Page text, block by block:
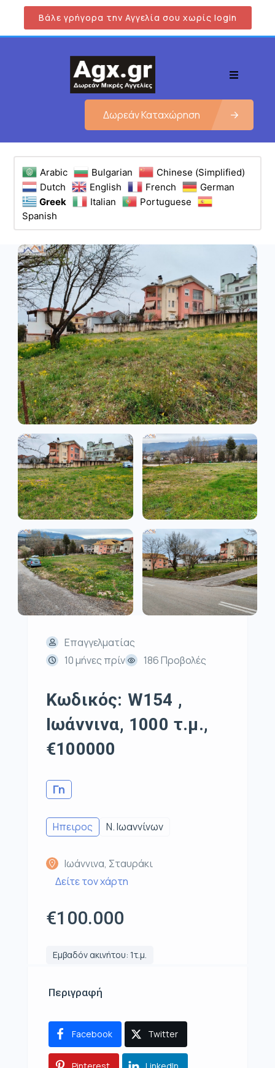
Βάλε γρήγορα την Αγγελία σου χωρίς login
Δωρεάν Καταχώρηση
Arabic Bulgarian
Chinese (Simplified)
Dutch
English French
German
Greek
Italian
Portuguese
Spanish
Επαγγελματίας
10 μήνες πρίν
186 Προβολές
Κωδικός: W154 ,
Ιωάννινα, 1000 τ.μ.,
€100000
Γη
Ηπειρος Ν. Ιωαννίνων
Ιωάννινα, Σταυράκι
Δείτε τον χάρτη
€100.000
Εμβαδόν ακινήτου: 1τ.μ.
Περιγραφή
Facebook Twitter